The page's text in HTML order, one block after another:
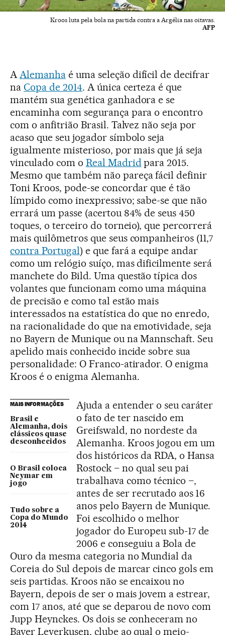
Kroos luta pela bola na partida contra a Argélia nas oitavas.
AFP
AAlemanhaé uma seleção difícil de decifrar
na Copa de 2014. A única certeza é que
mantém sua genética ganhadora e se
encaminha com segurança para o encontro
com o anfitrião Brasil. Talvez não seja por
acaso que seu jogador símbolo seja
igualmente misterioso, por mais que já seja
vinculado com o Real Madridpara 2015.
Mesmo que também não pareça fácil definir
Toni Kroos, pode-se concordar que é tão
límpido como inexpressivo; sabe-se que não
errará um passe (acertou 84% de seus 450
toques, o terceiro do torneio), que percorrerá
mais quilômetros que seus companheiros (11,7
contra Portugal) e que fará a equipe andar
como um relógio suíço, mas dificilmente será
manchete do Bild. Uma questão típica dos
volantes que funcionam como uma máquina
de precisão e como tal estão mais
interessados na estatística do que no enredo,
na racionalidade do que na emotividade, seja
no Bayern de Munique ou na Mannschaft. Seu
apelido mais conhecido incide sobre sua
personalidade: O Franco-atirador. O enigma
Kroos é o enigma Alemanha.
MAIS INFORMAÇÕES
Brasil e
Alemanha, dois
clássicos quase
desconhecidos
O Brasil coloca
Neymar em
jogo
Tudo sobre a
Copa do Mundo
2014
Ajuda a entender o seu caráter
o fato de ter nascido em
Greifswald, no nordeste da
Alemanha. Kroos jogou em um
dos históricos da RDA, o Hansa
Rostock – no qual seu pai
trabalhava como técnico –,
antes de ser recrutado aos 16
anos pelo Bayern de Munique.
Foi escolhido o melhor
jogador do Europeu sub-17 de
2006 e conseguiu a Bola de
Ouro da mesma categoria no Mundial da
Coreia do Sul depois de marcar cinco gols em
seis partidas. Kroos não se encaixou no
Bayern, depois de ser o mais jovem a estrear,
com 17 anos, até que se deparou de novo com
Jupp Heynckes. Os dois se conheceram no
Bayer Leverkusen, clube ao qual o meio-